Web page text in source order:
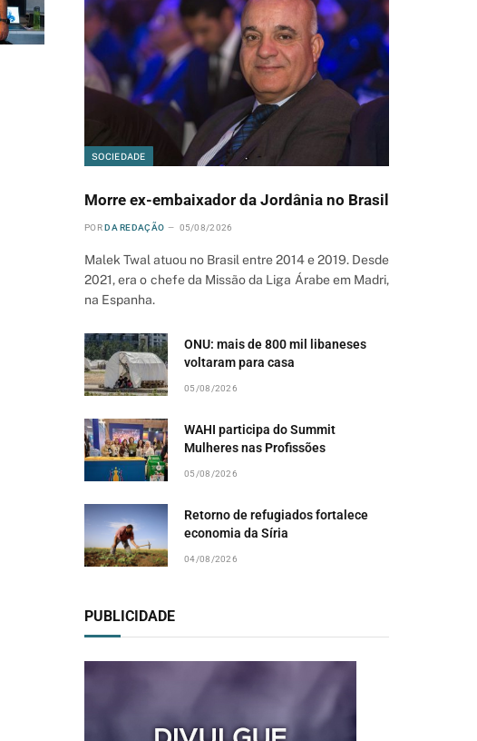
SOCIEDADE
Morre ex-embaixador da Jordânia no Brasil
POR DA REDAÇÃO 05/08/2026
Malek Twal atuou no Brasil entre 2014 e 2019. Desde
2021, era o chefe da Missão da Liga Árabe em Madri,
na Espanha.
ONU: mais de 800 mil libaneses
voltaram para casa
05/08/2026
WAHI participa do Summit
Mulheres nas Profissões
05/08/2026
Retorno de refugiados fortalece
economia da Síria
04/08/2026
PUBLICIDADE